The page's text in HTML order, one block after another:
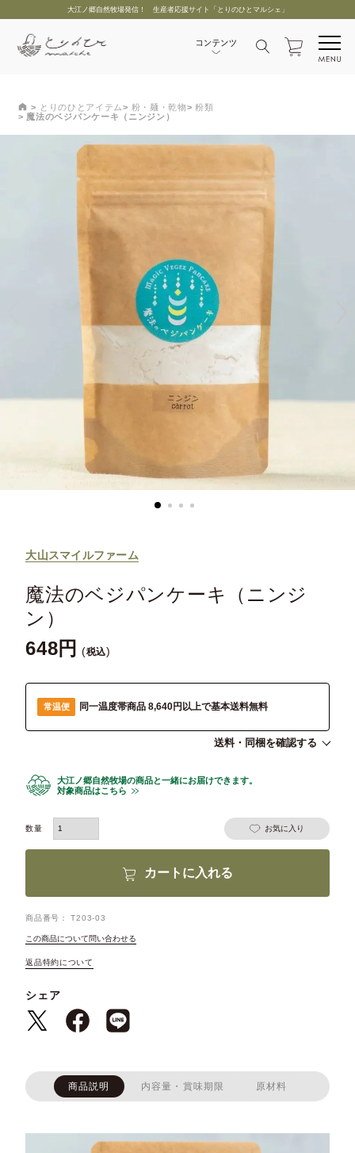
大江ノ郷自然牧場発信！ 生産者応援サイト「とりのひとマルシェ」
とりのひとアイテム 粉・麺・乾物
粉類
魔法のベジパンケーキ（ニンジン）
大山スマイルファーム
魔法のベジパンケーキ（ニンジ
ン）
648 税込
常温便 同一温度帯商品 8,640円以上で基本送料無料
送料・同梱を確認する
大江ノ郷自然牧場の商品と一緒にお届けできます。
対象商品はこちら
お気に入り
カートに入れる
商品番号 T203-03
この商品について問い合わせる
返品特約について
シェア
商品説明 内容量・賞味期限 原材料